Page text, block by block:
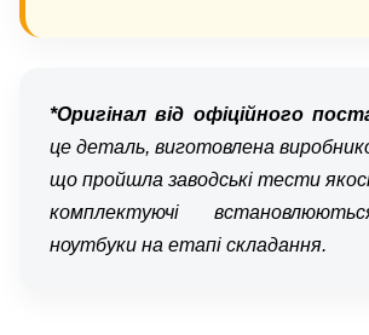
*Оригінал від офіційного
це деталь, виготовлена
що пройшла заводські тести
комплектуючі
ноутбуки на етапі складання.